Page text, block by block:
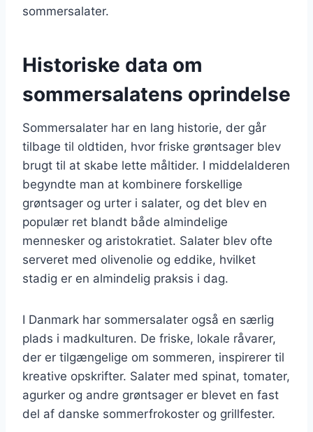
sommersalater.
Historiske data om
sommersalatens oprindelse
Sommersalater har en lang historie, der går
tilbage til oldtiden, hvor friske grøntsager blev
brugt til at skabe lette måltider. I middelalderen
begyndte man at kombinere forskellige
grøntsager og urter i salater, og det blev en
populær ret blandt både almindelige
mennesker og aristokratiet. Salater blev ofte
serveret med olivenolie og eddike, hvilket
stadig er en almindelig praksis i dag.
I Danmark har sommersalater også en særlig
plads i madkulturen. De friske, lokale råvarer,
der er tilgængelige om sommeren, inspirerer til
kreative opskrifter. Salater med spinat, tomater,
agurker og andre grøntsager er blevet en fast
del af danske sommerfrokoster og grillfester.